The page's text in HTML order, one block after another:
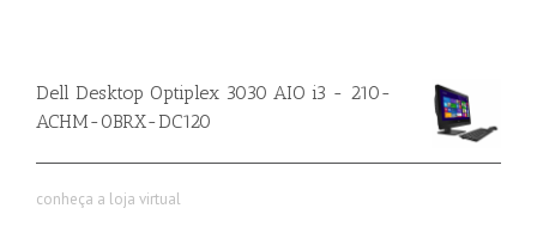
Dell Desktop Optiplex 3030 AIO i3 - 210-
ACHM-0BRX-DC120
conheça a loja virtual